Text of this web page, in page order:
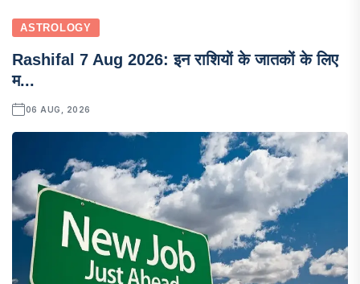
ASTROLOGY
Rashifal 7 Aug 2026: इन राशियों के जातकों के लिए
म...
06 AUG, 2026